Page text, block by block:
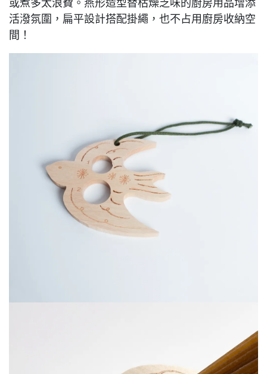
或煮多太浪費。燕形造型替枯燥乏味的廚房用品增添
活潑氛圍，扁平設計搭配掛繩，也不占用廚房收納空
間！